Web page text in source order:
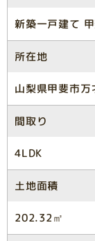
新築一戸建て
所在地
山梨県甲斐市万
間取り
4LDK
土地面積
202.32㎡